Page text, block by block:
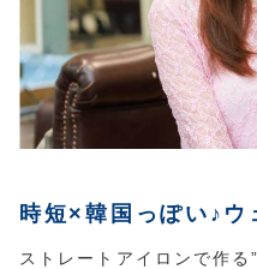
その他
アウトレットSALE
時短×韓国っぽい♪ウ
ストレートアイロンで作